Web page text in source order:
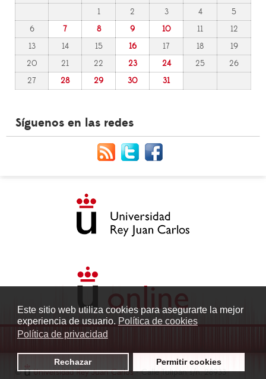
Este sitio web utiliza cookies para asegurarte la mejor
experiencia de usuario. Política de cookies
Política de privacidad
Rechazar Permitir cookies
1 2 3 4
5
6
7 8 9 10 11
12
13
14 15 16 17 18
19
20
21 22 23 24 25
26
27
28 29 30 31
Síguenos en las redes
© Universidad Rey Juan Carlos- Calle Tulipán s/n. 28933